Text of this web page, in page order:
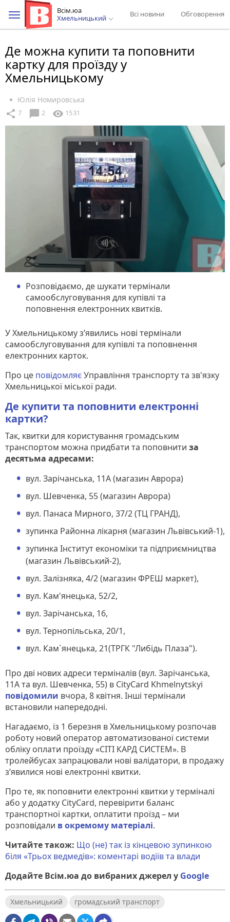
Всім.юа
Хмельницький
Всі новини Обговорення
Де можна купити та поповнити
картку для проїзду у
Хмельницькому
Юлія Номировська
share 7 chat_bubble 2 visibility 1531
Розповідаємо, де шукати термінали
самообслуговування для купівлі та
поповнення електронних квитків.
У Хмельницькому з’явились нові термінали
самообслуговування для купівлі та поповнення
електронних карток.
Про це повідомляєУправління транспорту та зв'язку
Хмельницької міської ради.
Де купити та поповнити електронні
картки?
Так, квитки для користування громадським
транспортом можна придбати та поповнити за
десятьма адресами:
вул. Зарічанська, 11А (магазин Аврора)
вул. Шевченка, 55 (магазин Аврора)
вул. Панаса Мирного, 37/2 (ТЦ ГРАНД),
зупинка Районна лікарня (магазин Львівський-1),
зупинка Інститут економіки та підприємництва
(магазин Львівський-2),
вул. Залізняка, 4/2 (магазин ФРЕШ маркет),
вул. Кам'янецька, 52/2,
вул. Зарічанська, 16,
вул. Тернопільська, 20/1,
вул. Кам`янецька, 21(ТРГК "Либідь Плаза").
Про дві нових адреси терміналів (вул. Зарічанська,
11А та вул. Шевченка, 55) в CityCard Khmelnytskyi
повідомили вчора, 8 квітня. Інші термінали
встановили напередодні.
Нагадаємо, із 1 березня в Хмельницькому розпочав
роботу новий оператор автоматизованої системи
обліку оплати проїзду «СІТІ КАРД СИСТЕМ». В
тролейбусах запрацювали нові валідатори, в продажу
з’явилися нові електронні квитки.
Про те, як поповнити електронні квитки у терміналі
або у додатку CityСard, перевірити баланс
транспортної картки, оплатити проїзд – ми
розповідали в окремому матеріалі.
Читайте також: Що (не) так із кінцевою зупинкою
біля «Трьох ведмедів»: коментарі водіїв та влади
Додайте Всім.юа до вибраних джерел у Google
Хмельницький громадський транспорт